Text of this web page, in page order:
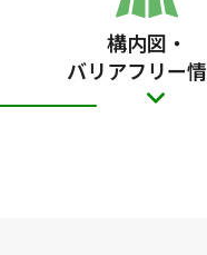
構内図・
バリアフリー